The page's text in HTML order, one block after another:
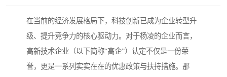
在当前的经济发展格局下，科技创新已成为企业转型升
级、提升竞争力的核心驱动力。对于杨凌的企业而言，
高新技术企业（以下简称“高企”）认定不仅是一份荣
誉，更是一系列实实在在的优惠政策与扶持措施。那